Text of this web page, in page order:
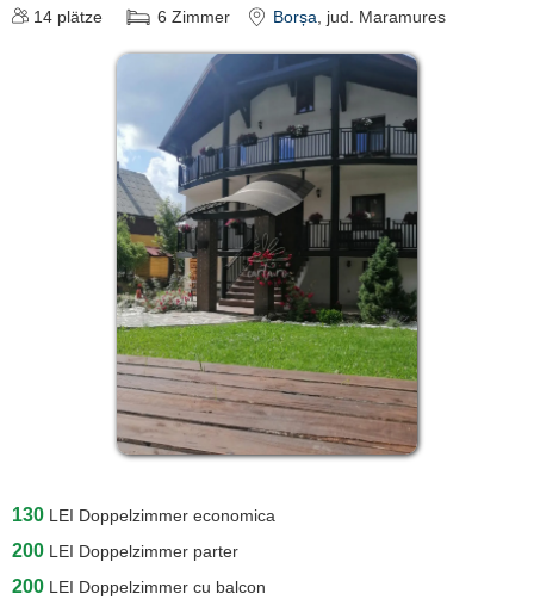
14 plätze 6 Zimmer Borșa, jud. Maramures
130 LEI Doppelzimmer economica
200 LEI Doppelzimmer parter
200 LEI Doppelzimmer cu balcon